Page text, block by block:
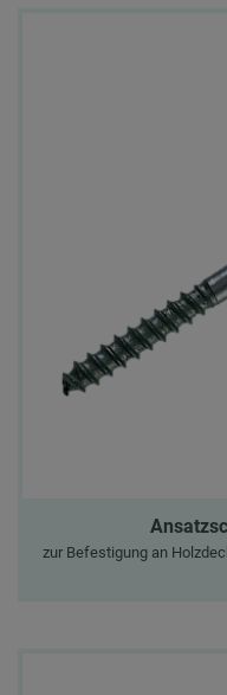
zur Befestigung an